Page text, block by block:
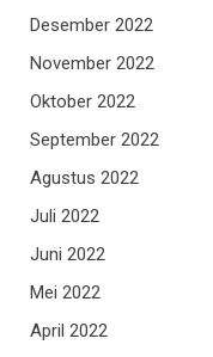
Desember 2022
November 2022
Oktober 2022
September 2022
Agustus 2022
Juli 2022
Juni 2022
Mei 2022
April 2022